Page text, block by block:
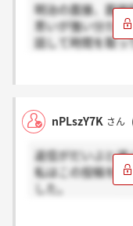
明治の面接、面接
思いが強い分たく
話して時間を取っ
大学のキャリコ
明治はそもそも志
nPLszY7K さん
返信がだいぶと遅
私はこの投稿をし
した。